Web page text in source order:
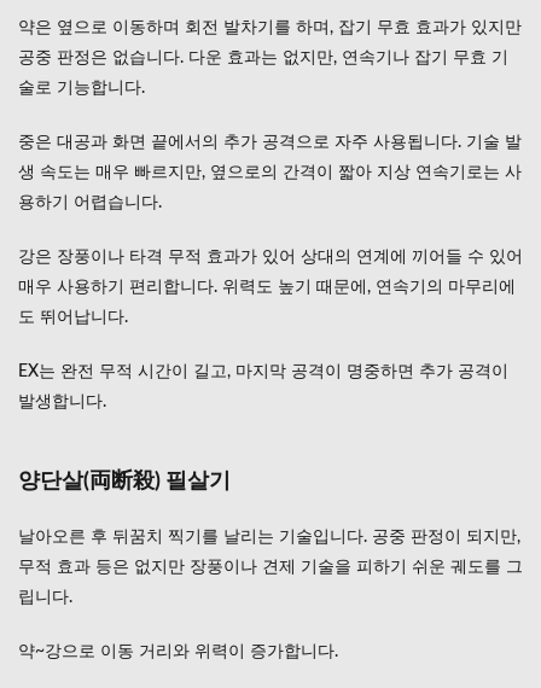
약은 옆으로 이동하며 회전 발차기를 하며, 잡기 무효 효과가 있지만
공중 판정은 없습니다. 다운 효과는 없지만, 연속기나 잡기 무효 기
술로 기능합니다.
중은 대공과 화면 끝에서의 추가 공격으로 자주 사용됩니다. 기술 발
생 속도는 매우 빠르지만, 옆으로의 간격이 짧아 지상 연속기로는 사
용하기 어렵습니다.
강은 장풍이나 타격 무적 효과가 있어 상대의 연계에 끼어들 수 있어
매우 사용하기 편리합니다. 위력도 높기 때문에, 연속기의 마무리에
도 뛰어납니다.
EX는 완전 무적 시간이 길고, 마지막 공격이 명중하면 추가 공격이
발생합니다.
양단살(両断殺) 필살기
날아오른 후 뒤꿈치 찍기를 날리는 기술입니다. 공중 판정이 되지만,
무적 효과 등은 없지만 장풍이나 견제 기술을 피하기 쉬운 궤도를 그
립니다.
약~강으로 이동 거리와 위력이 증가합니다.